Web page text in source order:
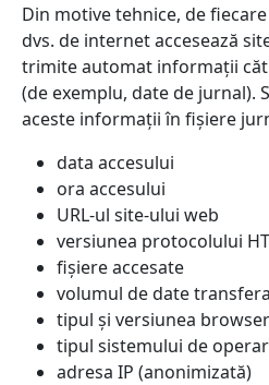
Din motive tehnice, de
dvs. de internet accesează
trimite automat informații
(de exemplu, date de jurnal).
aceste informații în fișiere
data accesului
ora accesului
URL-ul site-ului web
versiunea protocolului
fișiere accesate
volumul de date
tipul și versiunea
tipul sistemului de
adresa IP (anonimizată)